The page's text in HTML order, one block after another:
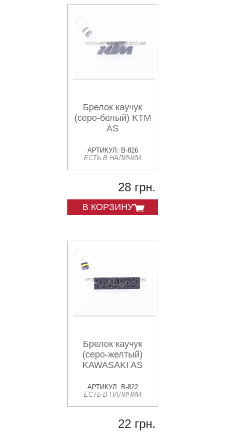
Брелок каучук
(серо-белый) KTM
AS
АРТИКУЛ: B-826
ЕСТЬ В НАЛИЧИИ
28 грн.
В КОРЗИНУ
Брелок каучук
(серо-желтый)
KAWASAKI AS
АРТИКУЛ: B-822
ЕСТЬ В НАЛИЧИИ
22 грн.